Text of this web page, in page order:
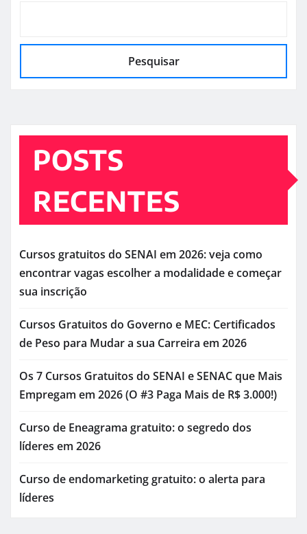
Pesquisar
POSTS
RECENTES
Cursos gratuitos do SENAI em 2026: veja como
encontrar vagas escolher a modalidade e começar
sua inscrição
Cursos Gratuitos do Governo e MEC: Certificados
de Peso para Mudar a sua Carreira em 2026
Os 7 Cursos Gratuitos do SENAI e SENAC que Mais
Empregam em 2026 (O #3 Paga Mais de R$ 3.000!)
Curso de Eneagrama gratuito: o segredo dos
líderes em 2026
Curso de endomarketing gratuito: o alerta para
líderes